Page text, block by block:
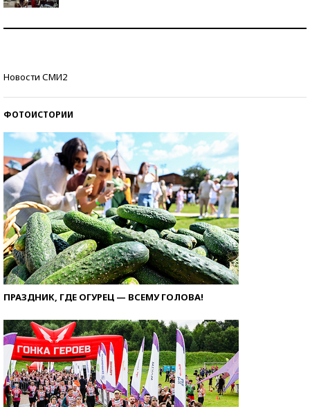
Новости СМИ2
ФОТОИСТОРИИ
ПРАЗДНИК, ГДЕ ОГУРЕЦ — ВСЕМУ ГОЛОВА!